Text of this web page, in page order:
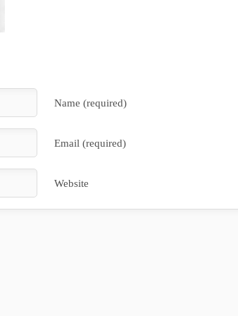
Name (required)
Email (required)
Website